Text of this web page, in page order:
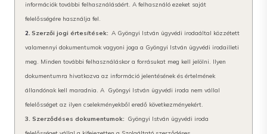
információk további felhasználásáért. A felhasználó ezeket saját
felelősségére használja fel.
2. Szerzői jogi értesítések: A Gyöngyi István ügyvédi irodaáltal közzétett
valamennyi dokumentumok vagyoni joga a Gyöngyi István ügyvédi irodailleti
meg. Minden további felhasználáskor a forrásukat meg kell jelölni. Ilyen
dokumentumra hivatkozva az információ jelentésének és értelmének
állandónak kell maradnia. A Gyöngyi István ügyvédi iroda nem vállal
felelősséget az ilyen cselekményekből eredő következményekért.
3. Szerződéses dokumentumok: Gyöngyi István ügyvédi iroda